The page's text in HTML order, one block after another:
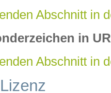
Abschnitt in
in
Abschnitt in